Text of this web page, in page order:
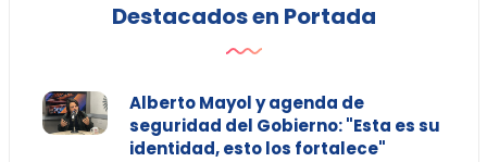
Destacados en Portada
Alberto Mayol y agenda de
seguridad del Gobierno: "Esta es su
identidad, esto los fortalece"